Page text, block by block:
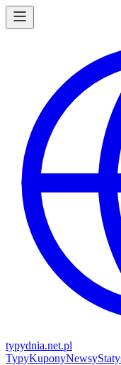
typydnia.net.pl
TypyKuponyNewsy